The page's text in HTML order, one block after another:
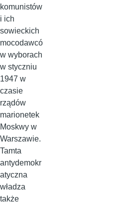
komunistów
i ich
sowieckich
mocodawcó
w wyborach
w styczniu
1947 w
czasie
rządów
marionetek
Moskwy w
Warszawie.
Tamta
antydemokr
atyczna
władza
także